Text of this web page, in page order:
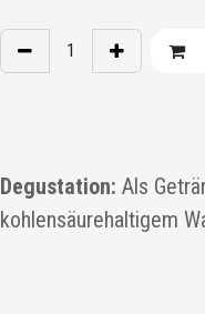
Degustation: Als
kohlensäurehaltigem